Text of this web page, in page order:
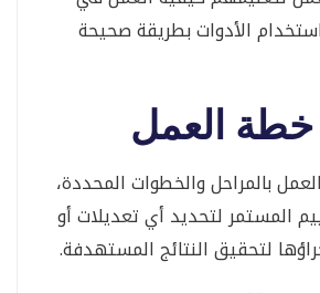
الأدوات بطريقة صحيحة
بالمراحل والخطوات المحددة،
المستمر لتحديد أي تعديلات أو
لتحقيق النتائج المستهدفة.